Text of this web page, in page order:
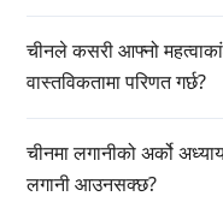
चीनले कसरी आफ्नो
वास्तविकतामा परिणत गर्छ?
चीनमा लगानीको अर्को
लगानी आउनसक्छ?